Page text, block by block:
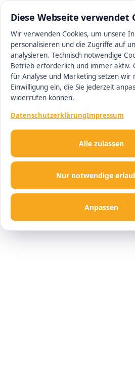
0511 13221100
Diese Webseite verwendet
Wir verwenden Cookies, um unsere
personalisieren und die Zugriffe auf
analysieren. Technisch notwendige
Betrieb erforderlich und immer aktiv.
für Analyse und Marketing setzen
Einwilligung ein, die Sie jederzeit
widerrufen können.
DatenschutzerklärungImpressum
Nur notwendige
Anpassen
Alle zulassen